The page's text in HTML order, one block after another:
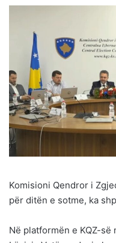
Komisioni Qendror i
për ditën e sotme, ka
Në platformën e KQZ-së